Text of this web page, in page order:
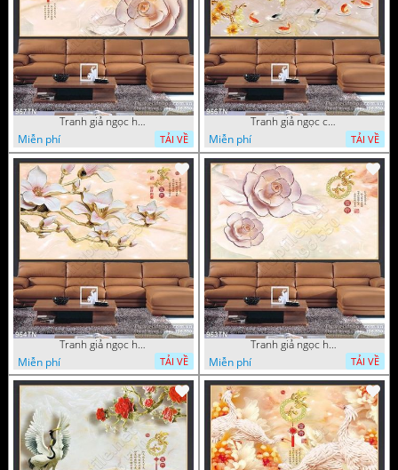
Tranh giả ngọc hoa mai
Miễn phí
TẢI VỀ
Tranh giả ngọc cá chép và hoa ngọc
Miễn phí
TẢI VỀ
Tranh giả ngọc hoa thư pháp treo tường
Miễn phí
TẢI VỀ
Tranh giả ngọc hoa thư pháp
Miễn phí
TẢI VỀ